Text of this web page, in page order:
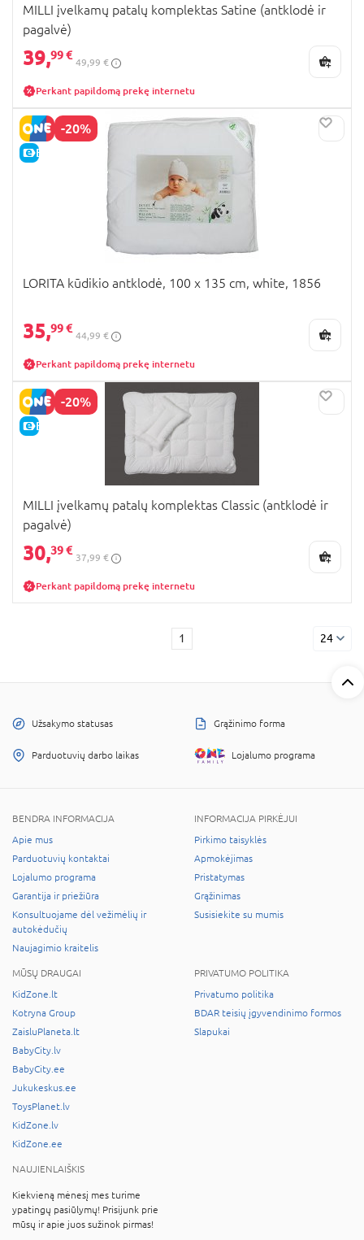
MILLI įvelkamų patalų komplektas Satine (antklodė ir
pagalvė)
39,99 €
49,99 €
Perkant papildomą prekę internetu
-20%
E-KAINA
LORITA kūdikio antklodė, 100 x 135 cm, white, 1856
35,99 €
44,99 €
Perkant papildomą prekę internetu
-20%
E-KAINA
MILLI įvelkamų patalų komplektas Classic (antklodė ir
pagalvė)
30,39 €
37,99 €
Perkant papildomą prekę internetu
1 24
Užsakymo statusas Grąžinimo forma
Parduotuvių darbo laikas Lojalumo programa
BENDRA INFORMACIJA
Apie mus
Parduotuvių kontaktai
Lojalumo programa
Garantija ir priežiūra
Konsultuojame dėl vežimėlių ir
autokėdučių
Naujagimio kraitelis
INFORMACIJA PIRKĖJUI
Pirkimo taisyklės
Apmokėjimas
Pristatymas
Grąžinimas
Susisiekite su mumis
MŪSŲ DRAUGAI
KidZone.lt
Kotryna Group
ZaisluPlaneta.lt
BabyCity.lv
BabyCity.ee
Jukukeskus.ee
ToysPlanet.lv
KidZone.lv
KidZone.ee
PRIVATUMO POLITIKA
Privatumo politika
BDAR teisių įgyvendinimo formos
Slapukai
NAUJIENLAIŠKIS
Kiekvieną mėnesį mes turime
ypatingų pasiūlymų! Prisijunk prie
mūsų ir apie juos sužinok pirmas!